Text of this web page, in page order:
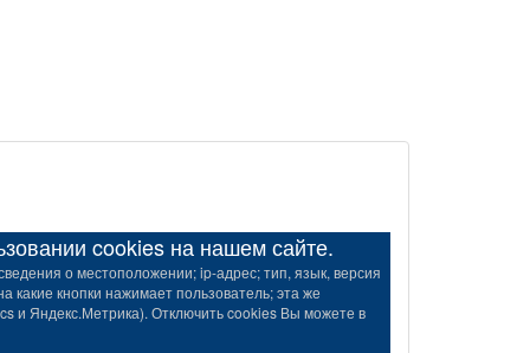
cookies на нашем сайте.
о местоположении; ip-адрес; тип, язык, версия
какие кнопки нажимает пользователь; эта же
и Яндекс.Метрика). Отключить cookies Вы можете в